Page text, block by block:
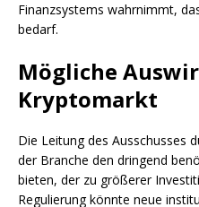
Finanzsystems wahrnimmt,
bedarf.
Mögliche
Kryptomarkt
Die Leitung des Ausschusses
der Branche den dringend
bieten, der zu größerer
Regulierung könnte neue